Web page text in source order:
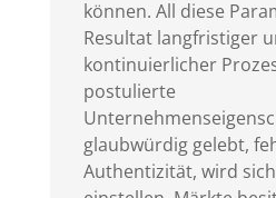
können. All diese
Resultat langfristiger
kontinuierlicher
postulierte
glaubwürdig gelebt,
Authentizität, wird